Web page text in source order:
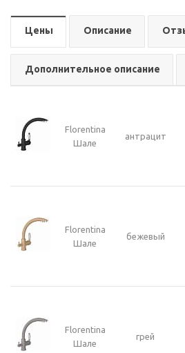
Цены Описание
Дополнительное описание
Florentina
Шале
антрацит
Florentina
Шале
бежевый
Florentina
Шале
грей